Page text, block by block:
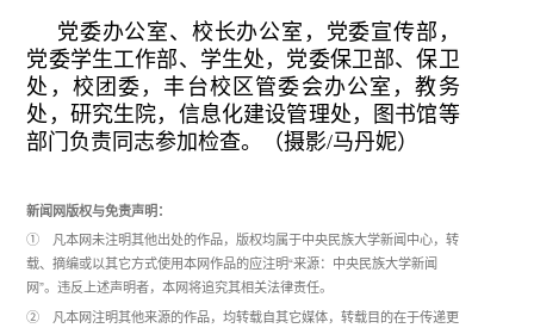
党委办公室、校长办公室，党委宣传部，
党委学生工作部、学生处，党委保卫部、保卫
处，校团委，丰台校区管委会办公室，教务
处，研究生院，信息化建设管理处，图书馆等
部门负责同志参加检查。（摄影/马丹妮）
新闻网版权与免责声明：
① 凡本网未注明其他出处的作品，版权均属于中央民族大学新闻中心，转
载、摘编或以其它方式使用本网作品的应注明“来源：中央民族大学新闻
网”。违反上述声明者，本网将追究其相关法律责任。
② 凡本网注明其他来源的作品，均转载自其它媒体，转载目的在于传递更